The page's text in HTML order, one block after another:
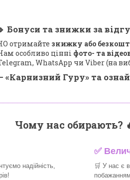
Бонуси та знижки за
отримайте знижку або
особливо цінні фото- та
WhatsApp чи Viber (на
«Карнизний Гуру» та
Чому нас обирають?
надійність,
✅
🛒 У нас є